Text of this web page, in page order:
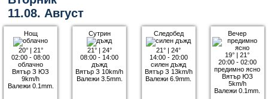
11.08. Август
Нощ
20°| 21°
02:00 - 08:00
облачно
Вятър З ЮЗ
9km/h
Валежи 0.1mm.
Сутрин
21°| 24°
08:00 - 14:00
дъжд
Вятър З 10km/h
Валежи 3.5mm.
Следобед
21° |24°
14:00 - 20:00
силен дъжд
Вятър З 13km/h
Валежи 6.9mm.
Вечер
19° |21°
20:00 - 02:00
предимно ясно
Вятър ЮЗ
5km/h
Валежи 0.1mm.